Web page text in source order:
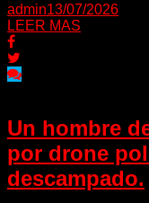
admin13/07/2026
LEER MAS
Un hombre
por drone
descampado.